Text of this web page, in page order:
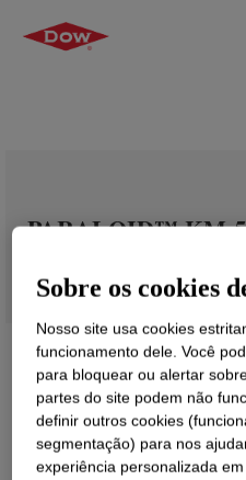
PARALOID™ KM-
Sobre os cookies
Nosso site usa cookies
funcionamento dele. Você
para bloquear ou alertar
partes do site podem não
definir outros cookies
segmentação) para nos
experiência personalizada